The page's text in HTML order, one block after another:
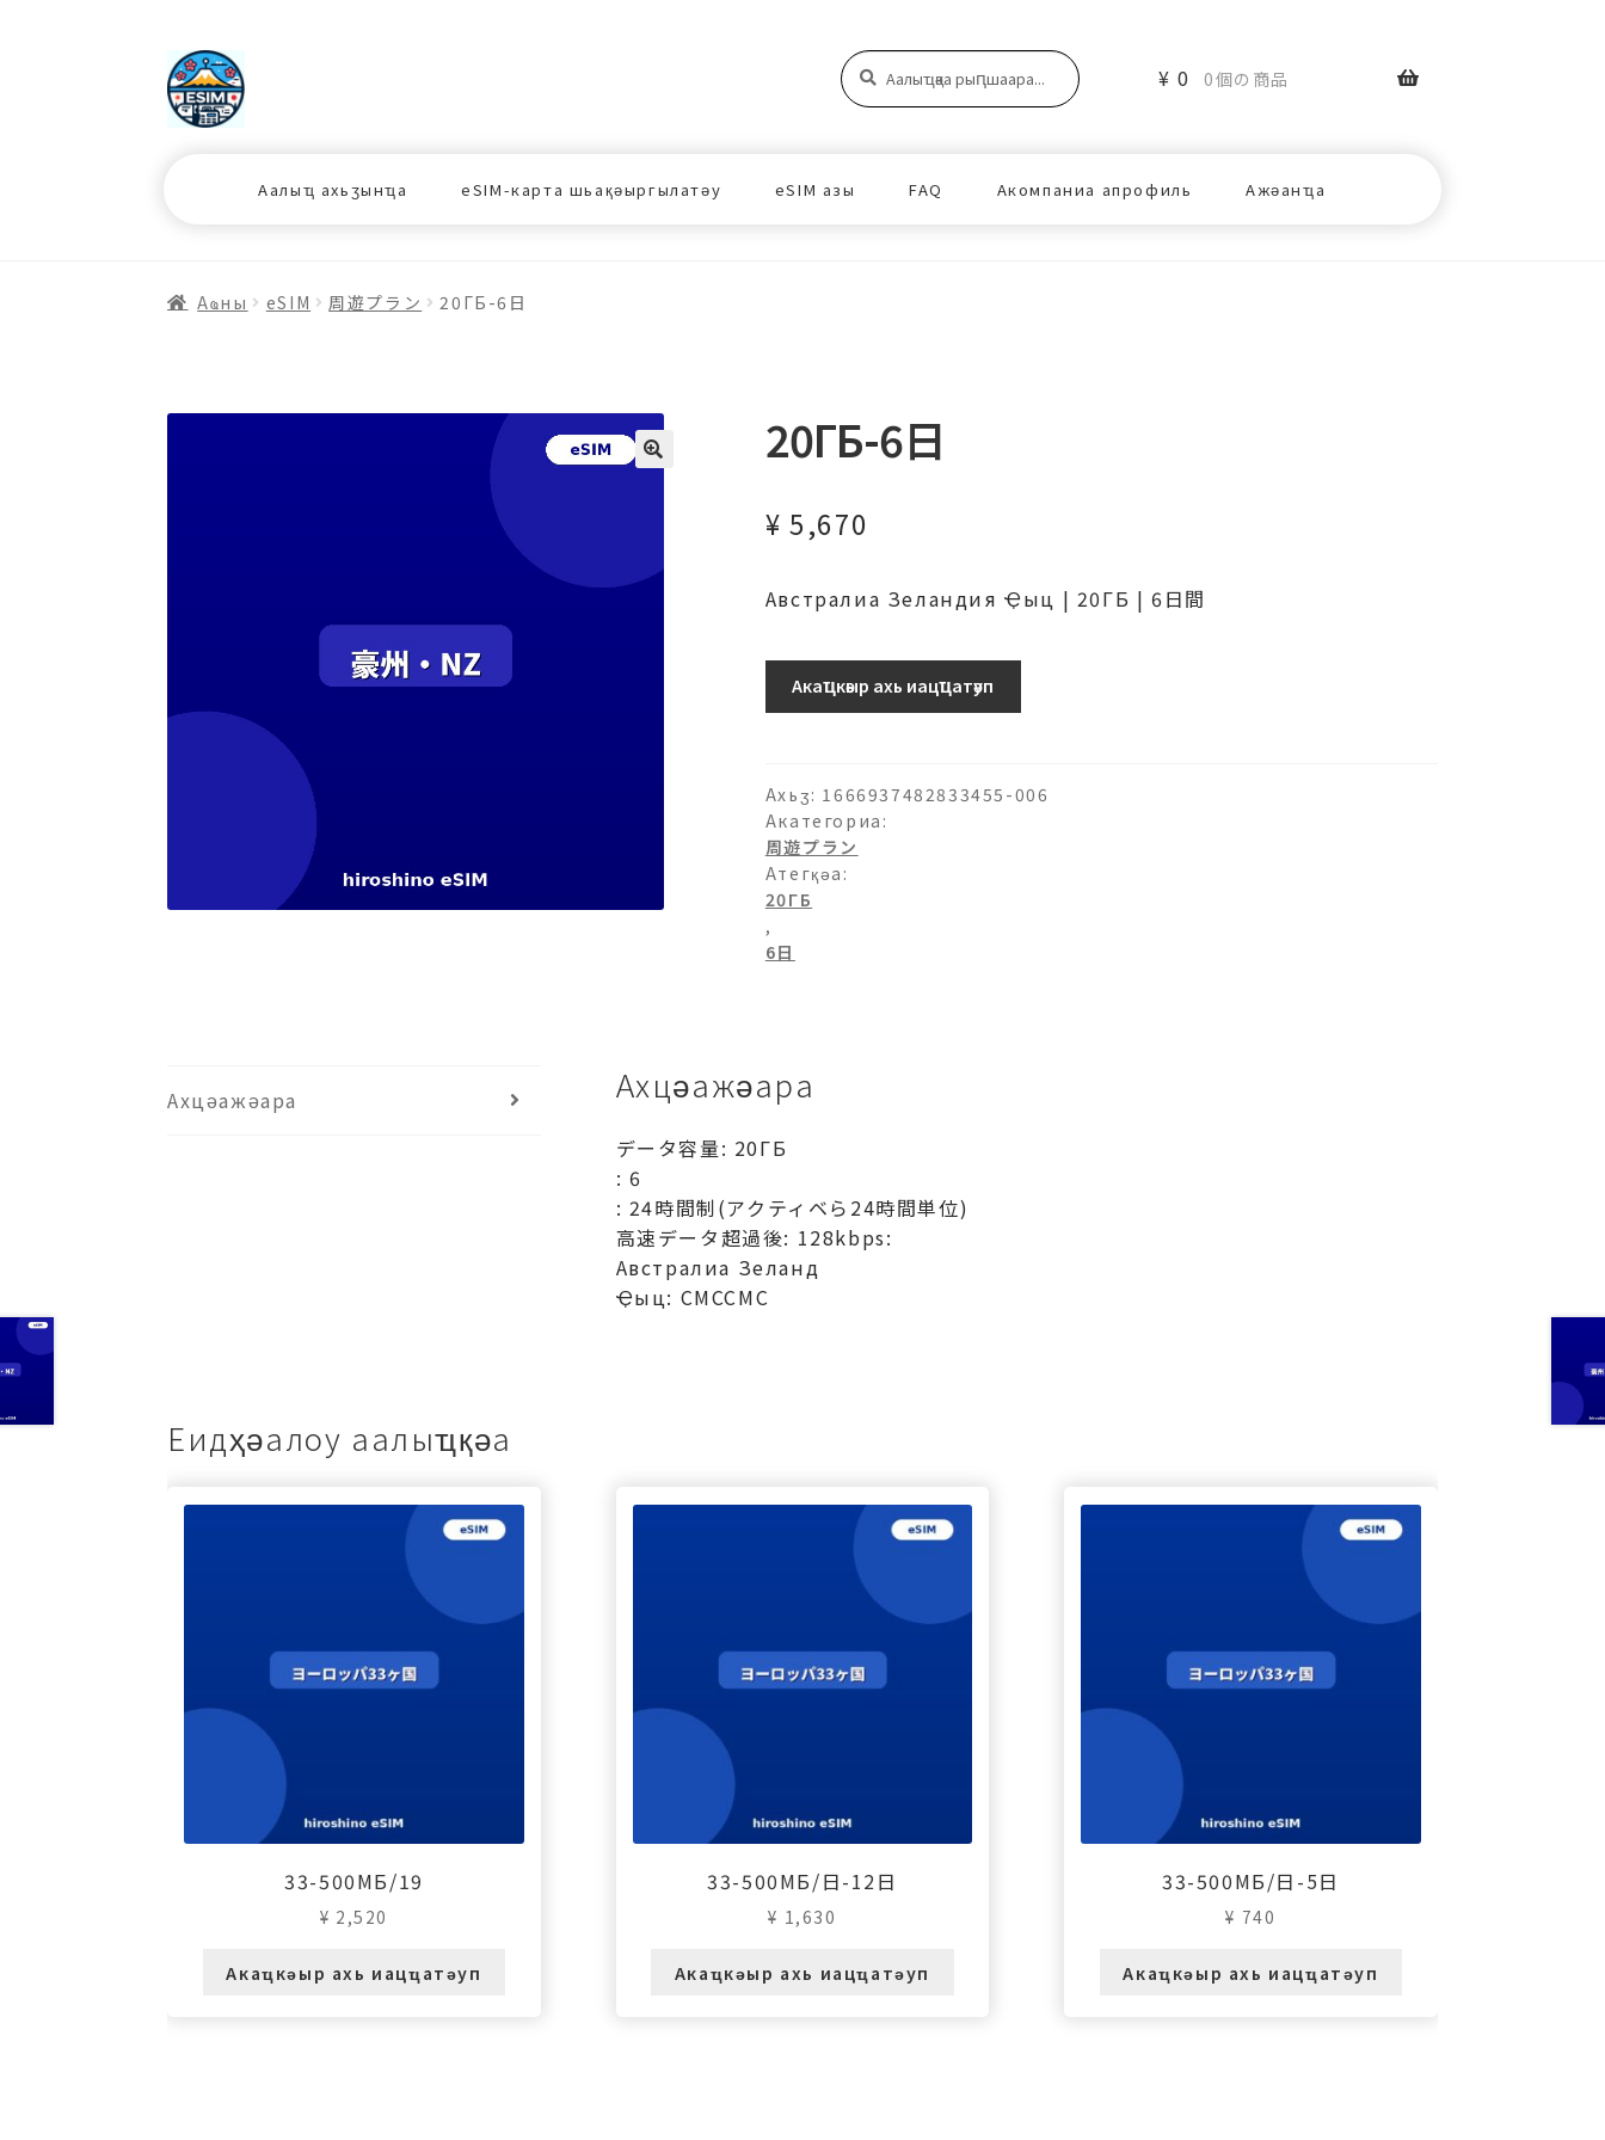
ナ
ビ
ゲ
ス
コ
ン
テ
プ
Аԥшаара:
Аԥшаара
Аалыҵ ахьӡынҵа eSIM-карта шьақәыргылатәу eSIM азы FAQ Акомпаниа апрофиль Ажәанҵа
¥ 0 0個の商品
Аҩны еSIM 周遊プラン 20ГБ-6日
20ГБ-6日
¥ 5,670
Австралиа Зеландия Ҿыц | 20ГБ | 6日間
Акаҵкәыр ахь иацҵатәуп
Ахьӡ: 1666937482833455-006
Акатегориа:
周遊プラン
Атегқәа:
20ГБ
,
6日
Ахцәажәара Ахцәажәара
データ容量: 20ГБ
: 6
: 24時間制(アクティベら24時間単位)
高速データ超過後: 128kbps:
Австралиа Зеланд
Ҿыц: СМССМС
Еидҳәалоу аалыҵқәа
33-500МБ/19
¥ 2,520
Акаҵкәыр ахь иацҵатәуп
33-500МБ/日-12日
¥ 1,630
Акаҵкәыр ахь иацҵатәуп
33-500МБ/日-5日
¥ 740
Акаҵкәыр ахь иацҵатәуп